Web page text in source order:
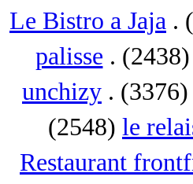
Le Bistro a Jaja .
palisse . (2438)
unchizy . (3376)
(2548) le
Restaurant